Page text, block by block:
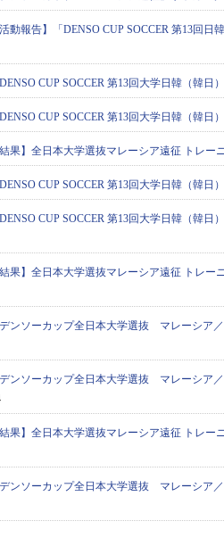
活動報告】「DENSO CUP SOCCER 第13回
DENSO CUP SOCCER 第13回大学日韓（韓
DENSO CUP SOCCER 第13回大学日韓（韓日
結果】全日本大学選抜マレーシア遠征 トレー
DENSO CUP SOCCER 第13回大学日韓（韓日
DENSO CUP SOCCER 第13回大学日韓（韓
結果】全日本大学選抜マレーシア遠征 トレ
デンソーカップ全日本大学選抜 マレーシア
デンソーカップ全日本大学選抜 マレーシア
結果】全日本大学選抜マレーシア遠征 トレ
デンソーカップ全日本大学選抜 マレーシア